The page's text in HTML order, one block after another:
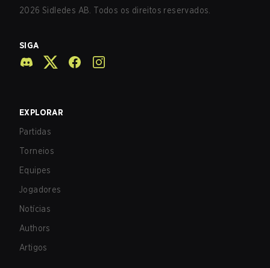
2026 Sidledes AB. Todos os direitos reservados.
SIGA
EXPLORAR
Partidas
Torneios
Equipes
Jogadores
Notícias
Authors
Artigos